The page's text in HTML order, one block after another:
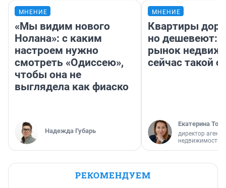
МНЕНИЕ
«Мы видим нового
Нолана»: с каким
настроем нужно
смотреть «Одиссею»,
чтобы она не
выглядела как фиаско
Надежда Губарь
МНЕНИЕ
Квартиры
но дешевеют:
рынок
сейчас такой
Екатерина
директор
недвижимости
РЕКОМЕНДУЕМ